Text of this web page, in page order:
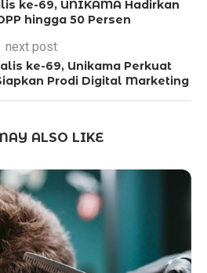
ke-69, UNIKAMA Hadirkan
hingga 50 Persen
next post
ke-69, Unikama Perkuat
Prodi Digital Marketing
ALSO LIKE